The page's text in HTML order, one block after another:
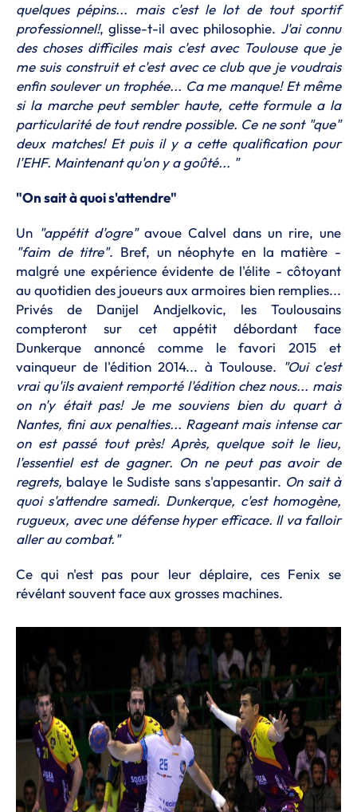
quelques pépins... mais c'est le lot de tout sportif
professionnel!, glisse-t-il avec philosophie. J'ai connu
des choses difficiles mais c'est avec Toulouse que je
me suis construit et c'est avec ce club que je voudrais
enfin soulever un trophée... Ca me manque! Et même
si la marche peut sembler haute, cette formule a la
particularité de tout rendre possible. Ce ne sont "que"
deux matches! Et puis il y a cette qualification pour
l'EHF. Maintenant qu'on y a goûté... "
"On sait à quoi s'attendre"
Un "appétit d'ogre"avoue Calvel dans un rire, une
"faim de titre". Bref, un néophyte en la matière -
malgré une expérience évidente de l'élite - côtoyant
au quotidien des joueurs aux armoires bien remplies...
Privés de Danijel Andjelkovic, les Toulousains
compteront sur cet appétit débordant face
Dunkerque annoncé comme le favori 2015 et
vainqueur de l'édition 2014... à Toulouse. "Oui c'est
vrai qu'ils avaient remporté l'édition chez nous... mais
on n'y était pas! Je me souviens bien du quart à
Nantes, fini aux penalties... Rageant mais intense car
on est passé tout près! Après, quelque soit le lieu,
l'essentiel est de gagner. On ne peut pas avoir de
regrets, balaye le Sudiste sans s'appesantir. On sait à
quoi s'attendre samedi. Dunkerque, c'est homogène,
rugueux, avec une défense hyper efficace. Il va falloir
aller au combat."
Ce qui n'est pas pour leur déplaire, ces Fenix se
révélant souvent face aux grosses machines.